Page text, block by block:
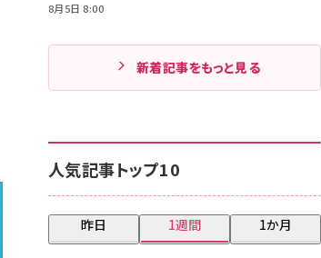
8月5日 8:00
新着記事をもっと見る
人気記事トップ10
昨日 1週間 1か月